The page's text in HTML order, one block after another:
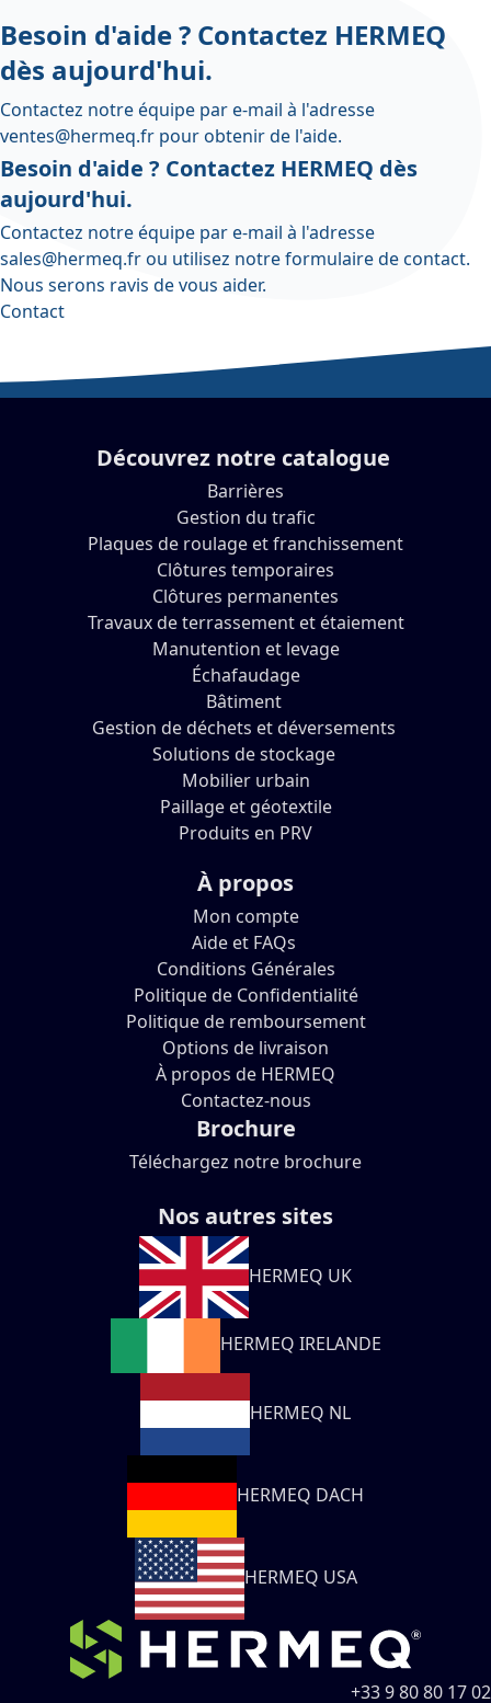
Besoin d'aide ? Contactez HERMEQ
dès aujourd'hui.
Contactez notre équipe par e-mail à l'adresse
ventes@hermeq.fr pour obtenir de l'aide.
Besoin d'aide ? Contactez HERMEQ dès
aujourd'hui.
Contactez notre équipe par e-mail à l'adresse
sales@hermeq.frou utilisez notreformulaire de contact.
Nous serons ravis de vous aider.
Contact
Découvrez notre catalogue
Barrières
Gestion du trafic
Plaques de roulage et franchissement
Clôtures temporaires
Clôtures permanentes
Travaux de terrassement et étaiement
Manutention et levage
Échafaudage
Bâtiment
Gestion de déchets et déversements
Solutions de stockage
Mobilier urbain
Paillage et géotextile
Produits en PRV
À propos
Mon compte
Aide et FAQs
Conditions Générales
Politique de Confidentialité
Politique de remboursement
Options de livraison
À propos de HERMEQ
Contactez-nous
Brochure
Téléchargez notre brochure
Nos autres sites
HERMEQ UK
HERMEQ IRELANDE
HERMEQ NL
HERMEQ DACH
HERMEQ USA
+33 9 80 80 17 02